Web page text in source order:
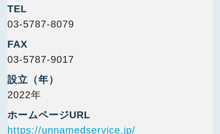
TEL
03-5787-8079
FAX
03-5787-9017
設立（年）
2022年
ホームページURL
https://unnamedservice.jp/